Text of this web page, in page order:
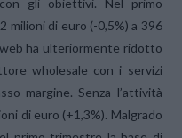
gli obiettivi. Nel primo
di euro (-0,5%) a 396
ha ulteriormente ridotto
wholesale con i servizi
margine. Senza l’attività
di euro (+1,3%). Malgrado